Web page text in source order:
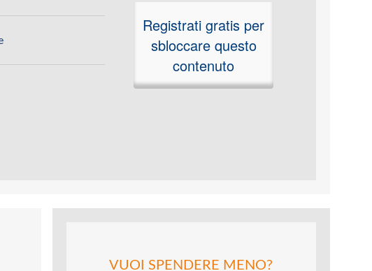
Registrati gratis per
sbloccare questo
contenuto
VUOI SPENDERE MENO?